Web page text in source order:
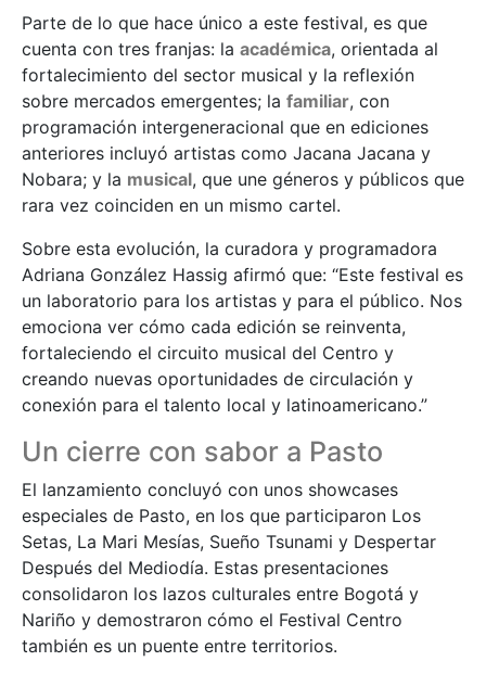
Parte de lo que hace único a este festival, es que
cuenta con tres franjas: la académica, orientada al
fortalecimiento del sector musical y la reflexión
sobre mercados emergentes; la familiar, con
programación intergeneracional que en ediciones
anteriores incluyó artistas como Jacana Jacana y
Nobara; y la musical, que une géneros y públicos que
rara vez coinciden en un mismo cartel.
Sobre esta evolución, la curadora y programadora
Adriana González Hassig afirmó que: “Este festival es
un laboratorio para los artistas y para el público. Nos
emociona ver cómo cada edición se reinventa,
fortaleciendo el circuito musical del Centro y
creando nuevas oportunidades de circulación y
conexión para el talento local y latinoamericano.”
Un cierre con sabor a Pasto
El lanzamiento concluyó con unos showcases
especiales de Pasto, en los que participaron Los
Setas, La Mari Mesías, Sueño Tsunami y Despertar
Después del Mediodía. Estas presentaciones
consolidaron los lazos culturales entre Bogotá y
Nariño y demostraron cómo el Festival Centro
también es un puente entre territorios.